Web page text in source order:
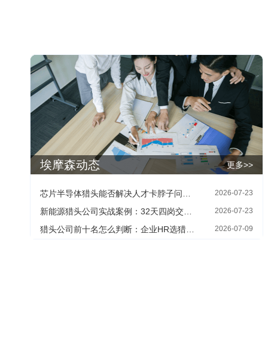
埃摩森动态 更多>>
芯片半导体猎头能否解决人才卡脖子问题：HR最关心的四个现实问题 2026-07-23
新能源猎头公司实战案例：32天四岗交付背后的寻人方法 2026-07-23
猎头公司前十名怎么判断：企业HR选猎头机构的三个核查维度 2026-07-09